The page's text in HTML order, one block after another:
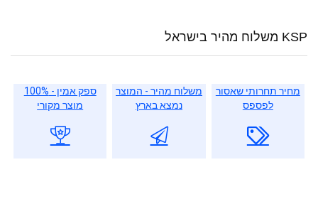
KSP משלוח מהיר בישראל
מחיר תחרותי שאסור
לפספס
משלוח מהיר - המוצר
נמצא בארץ
ספק אמין - 100%
מוצר מקורי